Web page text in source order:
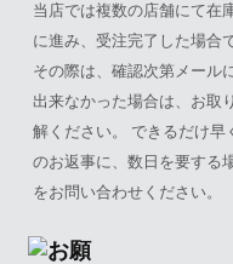
当店では複数の店舗にて在
に進み、受注完了した場合
その際は、確認次第メール
出来なかった場合は、お取
解ください。 できるだけ
のお返事に、数日を要する
をお問い合わせください。